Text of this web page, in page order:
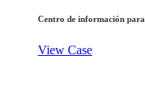
Centro de información
View Case